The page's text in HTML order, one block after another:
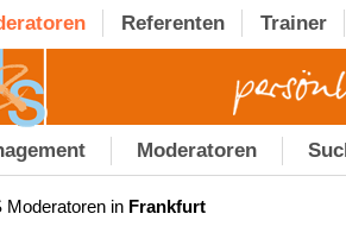
Referenten Trainer
Moderatoren
Moderatoren in Frankfurt